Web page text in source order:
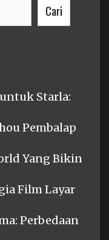
Cari
Starla:
Pembalap
Yang Bikin
Film Layar
Perbedaan